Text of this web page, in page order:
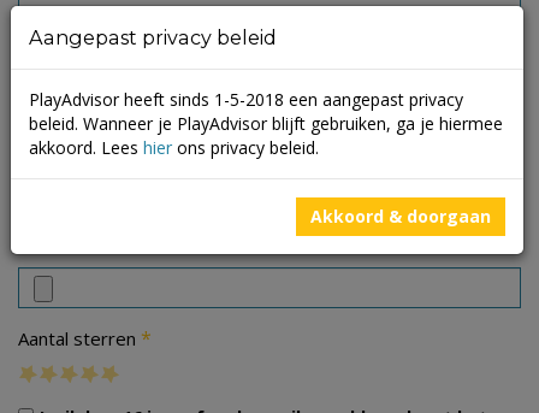
Aantal sterren *
Aangepast privacy beleid
PlayAdvisor heeft sinds 1-5-2018 een aangepast privacy
beleid. Wanneer je PlayAdvisor blijft gebruiken, ga je hiermee
akkoord. Lees hier ons privacy beleid.
Akkoord & doorgaan